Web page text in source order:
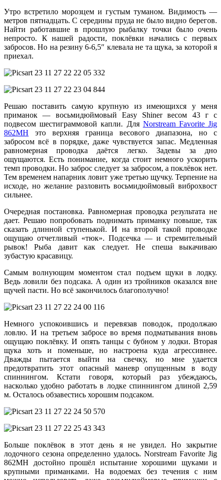
Утро встретило морозцем и густым туманом. Видимость —
метров пятнадцать. С середины пруда не было видно берегов.
Найти работавшие в прошлую рыбалку точки было очень
непросто. К нашей радости, поклёвки начались с первых
забросов. Но на резину 6-6,5″ клевала не та щука, за которой я
приехал.
Решаю поставить самую крупную из имеющихся у меня
приманок — восьмидюймовый Easy Shiner весом 43 г с
подвесом шестиграммовой капли. Для Norstream Favorite Jig
862MH это верхняя граница весового диапазона, но с
забросом всё в порядке, даже чувствуется запас. Медленная
равномерная проводка даётся легко. Задевы за дно
ощущаются. Есть понимание, когда стоит немного ускорить
темп проводки. Но заброс следует за забросом, а поклёвок нет.
Тем временем напарник ловит уже третью щучку. Терпение на
исходе, но желание разловить восьмидюймовый виброхвост
сильнее.
Очередная постановка. Равномерная проводка результата не
дает. Решаю попробовать поднимать приманку повыше, так
сказать длинной ступенькой. И на второй такой проводке
ощущаю отчетливый «тюк». Подсечка — и стремительный
рывок! Рыба давит как следует. Не спеша выкачиваю
зубастую красавицу.
Самым волнующим моментом стал подъем щуки в лодку.
Ведь ловили без подсака. А один из тройников оказался вне
щучей пасти. Но всё закончилось благополучно!
Немного успокоившись и перевязав поводок, продолжаю
ловлю. И на третьем забросе во время подматывания вновь
ощущаю поклёвку. И опять танцы с бубном у лодки. Вторая
щука хоть и поменьше, но настроена куда агрессивнее.
Дважды пытается выйти на свечку, но мне удается
предотвратить этот опасный маневр опущенным в воду
спиннингом. Кстати говоря, который раз убеждаюсь,
насколько удобно работать в лодке спиннингом длиной 2,59
м. Осталось обзавестись хорошим подсаком.
Больше поклёвок в этот день я не увидел. Но закрытие
лодочного сезона определенно удалось. Norstream Favorite Jig
862MH достойно прошёл испытание хорошими щуками и
крупными приманками. На водоемах без течения с ним